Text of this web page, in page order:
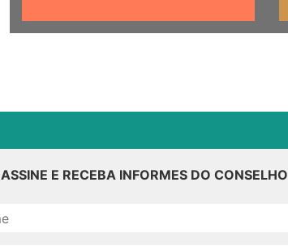
ASSINE E RECEBA INFORMES DO CONSELHO